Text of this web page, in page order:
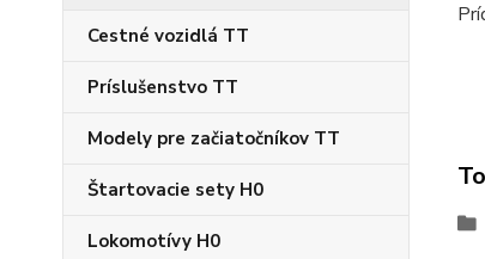
Cestné vozidlá TT
Príslušenstvo TT
Modely pre začiatočníkov TT
Štartovacie sety H0
Lokomotívy H0